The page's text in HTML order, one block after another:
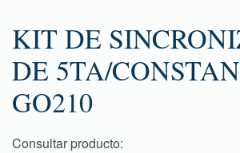
KIT DE
DE 5TA/
GO210
Consultar producto: